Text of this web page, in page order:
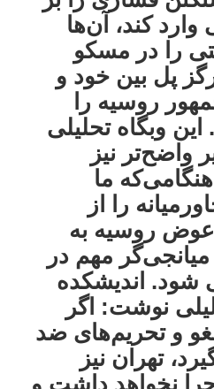
وارد کند، آن‌ها
را در مسکو
پل بین خود و
روسیه را
این وبگاه تحلیلی
واضح‌تر نیز
ما
را از
روسیه به
مهم در
شود. اندیشکده
نوشت: اگر
لغو و تحریم‌های ضد
تهران نیز